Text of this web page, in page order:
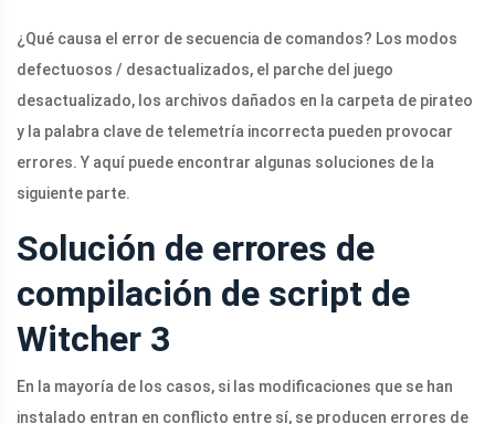
¿Qué causa el error de secuencia de comandos? Los modos
defectuosos / desactualizados, el parche del juego
desactualizado, los archivos dañados en la carpeta de pirateo
y la palabra clave de telemetría incorrecta pueden provocar
errores. Y aquí puede encontrar algunas soluciones de la
siguiente parte.
Solución de errores de
compilación de script de
Witcher 3
En la mayoría de los casos, si las modificaciones que se han
instalado entran en conflicto entre sí, se producen errores de